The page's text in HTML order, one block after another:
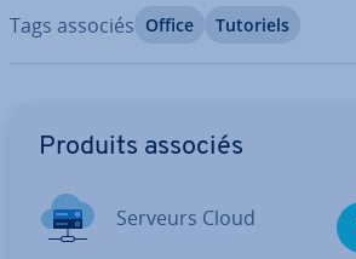
Tags associés Office Tutoriels
Produits associés
Serveurs Cloud